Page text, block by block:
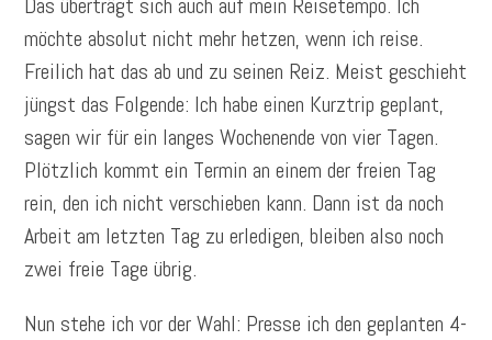
möchte absolut nicht mehr hetzen, wenn ich reise.
Freilich hat das ab und zu seinen Reiz. Meist geschieht
jüngst das Folgende: Ich habe einen Kurztrip geplant,
sagen wir für ein langes Wochenende von vier Tagen.
Plötzlich kommt ein Termin an einem der freien Tag
rein, den ich nicht verschieben kann. Dann ist da noch
Arbeit am letzten Tag zu erledigen, bleiben also noch
zwei freie Tage übrig.
Nun stehe ich vor der Wahl: Presse ich den geplanten 4-